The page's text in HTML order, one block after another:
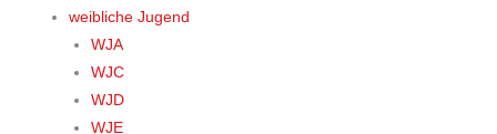
weibliche Jugend
WJA
WJC
WJD
WJE